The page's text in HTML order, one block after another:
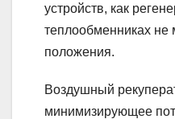
устройств, как
теплообменниках не
положения.
Воздушный
минимизирующее